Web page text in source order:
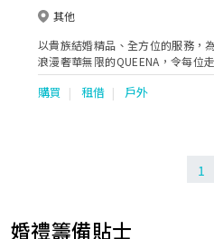
其他
以貴族結婚精品、全方位的服務，
浪漫奢華無限的QUEENA，令每位
般尊爵禮遇，真正做到全方位、面
寵愛！嚴謹專業御用團隊，我們誠
購買 租借 戶外
1
婚禮籌備貼士